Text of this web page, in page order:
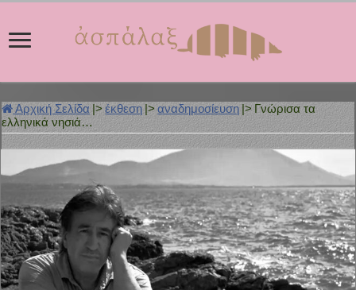
Αρχική Σελίδα |> έκθεση |> αναδημοσίευση |> Γνώρισα τα
ελληνικά νησιά…